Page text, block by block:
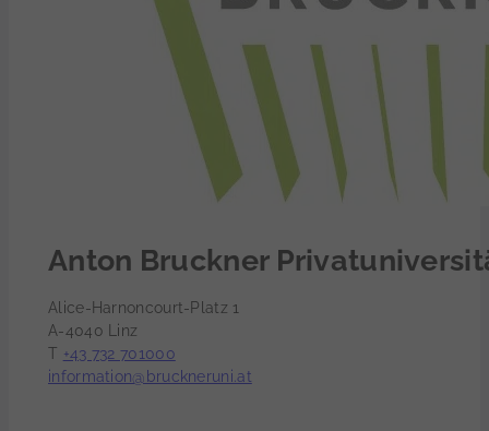
Anton Bruckner
Alice-Harnoncourt-Platz 1
A-4040 Linz
T +43 732 701000
information@bruckneruni.at